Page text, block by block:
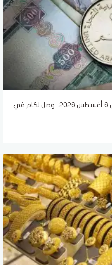
سعر الدرهم الإماراتي اليوم الخميس 6 أغسطس 2026.. وصل لكام في